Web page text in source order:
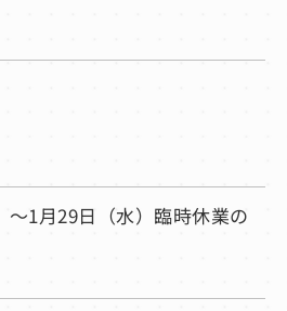
～1月29日（水）臨時休業の